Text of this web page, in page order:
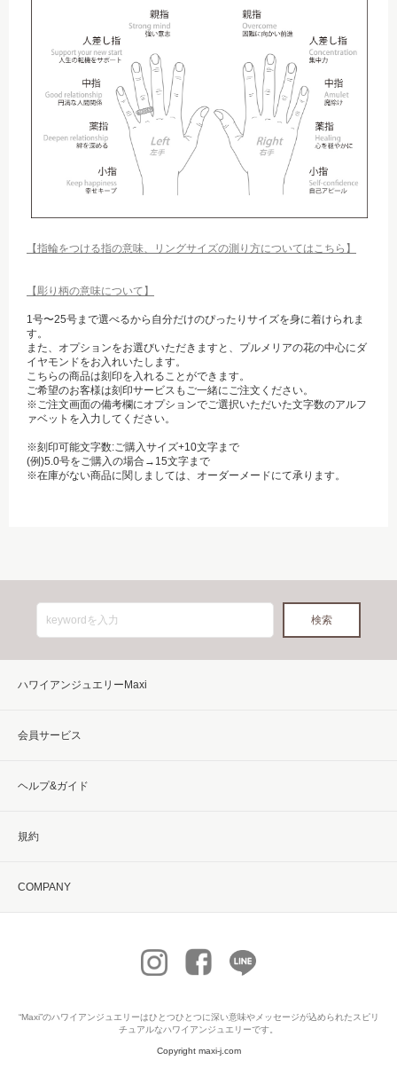
【指輪をつける指の意味、リングサイズの測り方についてはこちら】
【彫り柄の意味について】
1号〜25号まで選べるから自分だけのぴったりサイズを身に着けられま
す。
また、オプションをお選びいただきますと、プルメリアの花の中心にダ
イヤモンドをお入れいたします。
こちらの商品は刻印を入れることができます。
ご希望のお客様は刻印サービスもご一緒にご注文ください。
※ご注文画面の備考欄にオプションでご選択いただいた文字数のアルフ
ァベットを入力してください。
※刻印可能文字数:ご購入サイズ+10文字まで
(例)5.0号をご購入の場合→15文字まで
※在庫がない商品に関しましては、オーダーメードにて承ります。
ハワイアンジュエリーMaxi
会員サービス
ヘルプ&ガイド
規約
COMPANY
“Maxi”のハワイアンジュエリーはひとつひとつに深い意味やメッセージが込められたスピリ
チュアルなハワイアンジュエリーです。
Copyright maxi-j.com